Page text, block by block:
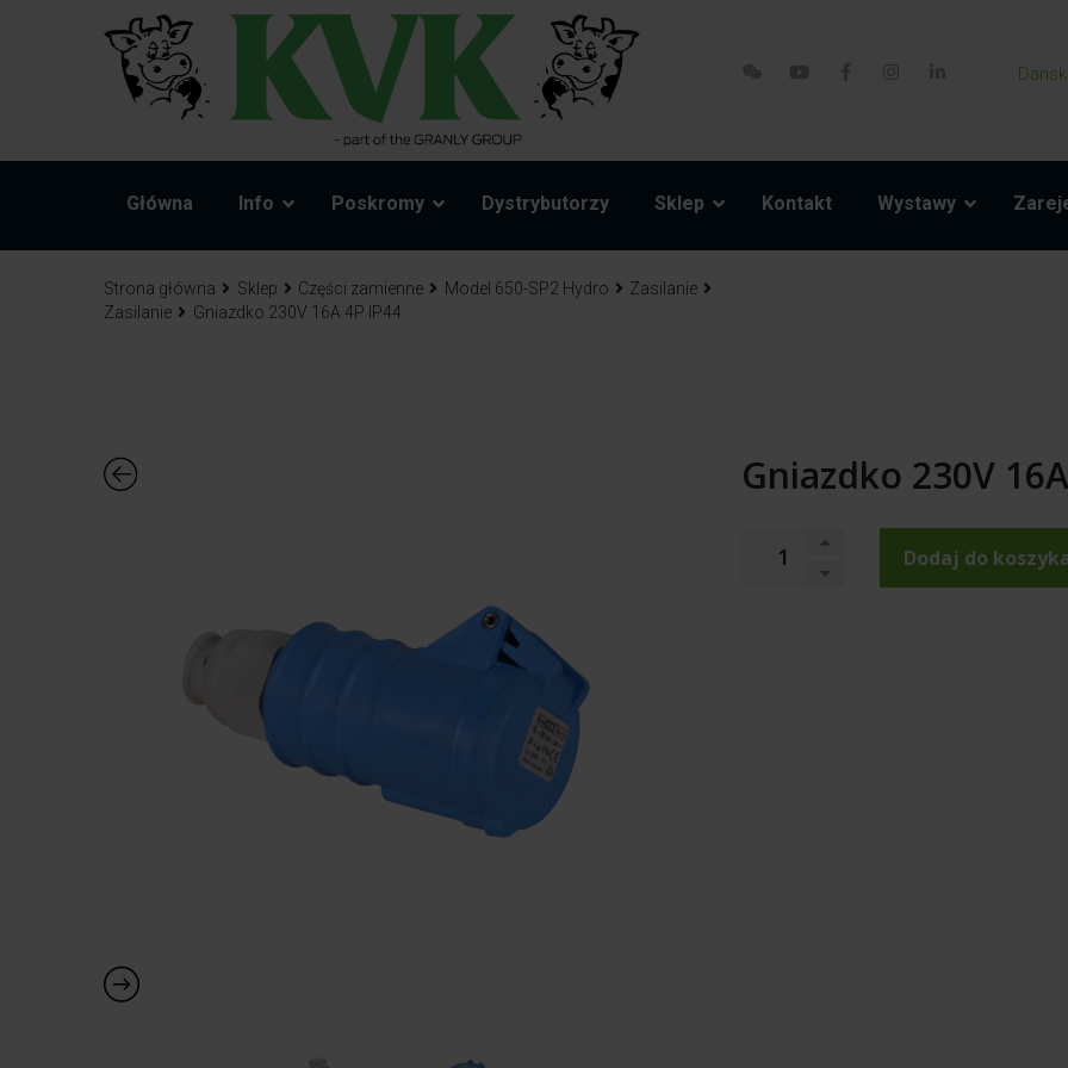
Dansk
Główna Info Poskromy Dystrybutorzy Sklep Kontakt Wystawy
Strona główna Sklep Części zamienne Model 650-SP2 Hydro
Zasilanie
Zasilanie
Gniazdko 230V 16A 4P IP44
Gniazdko 230V
Dodaj do